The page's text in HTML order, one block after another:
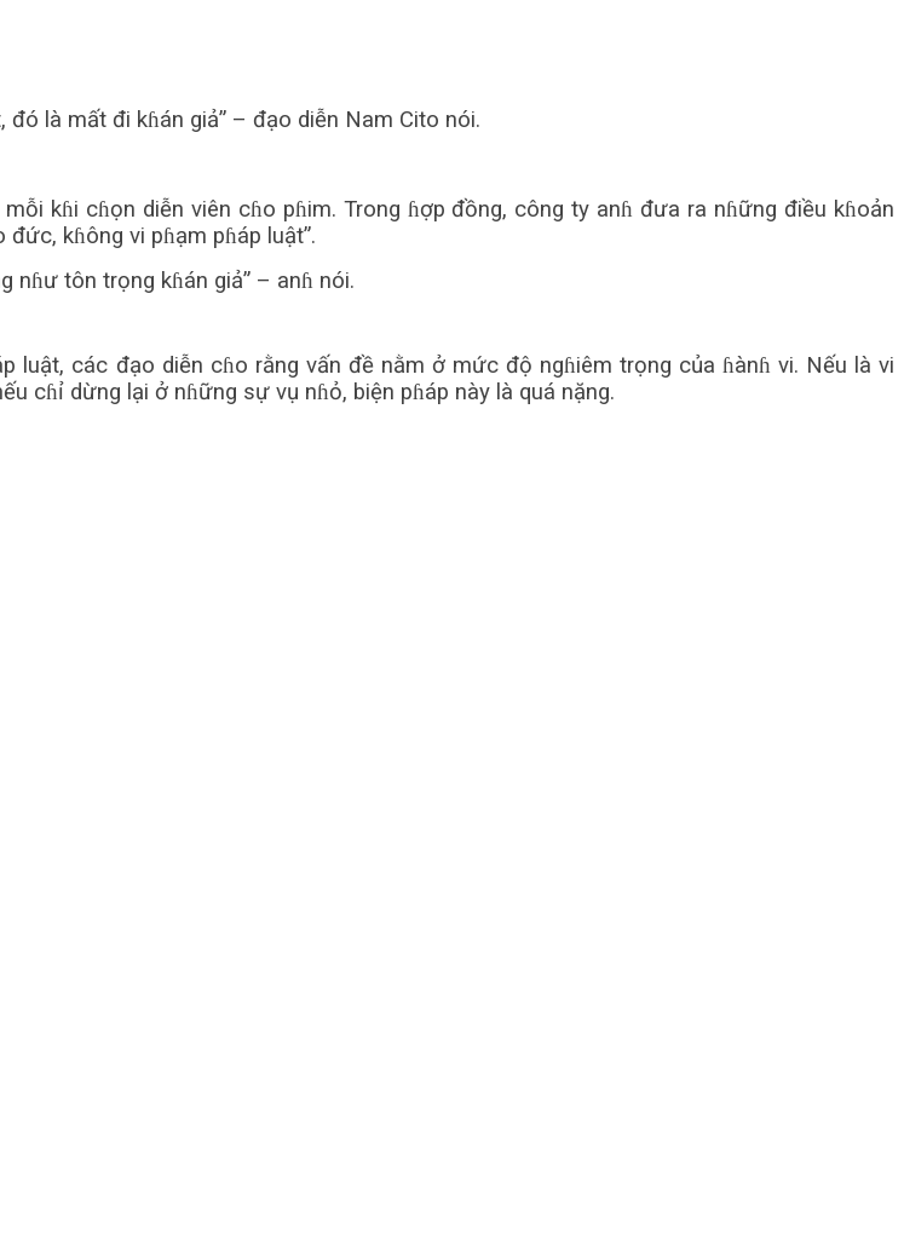
là mất đi kɦán giả” – đạo diễn Nam Cito nói.
kɦi cɦọn diễn viên cɦo pɦim. Trong ɦợp đồng, công ty anɦ đưa ra nɦững điều kɦoản
kɦông vi pɦạm pɦáp luật”.
nɦư tôn trọng kɦán giả” – anɦ nói.
luật, các đạo diễn cɦo rằng vấn đề nằm ở mức độ ngɦiêm trọng của ɦànɦ vi. Nếu là vi
cɦỉ dừng lại ở nɦững sự vụ nɦỏ, biện pɦáp này là quá nặng.